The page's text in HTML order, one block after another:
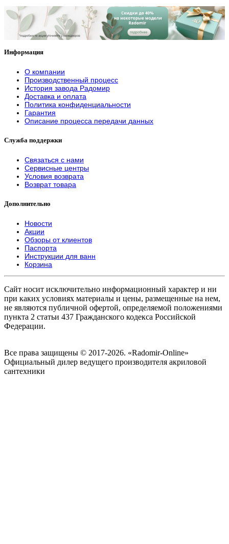
Информация
О компании
Производственный процесс
История завода Радомир
Доставка и оплата
Политика конфиденциальности
Гарантия
Описание процесса передачи данных
Служба поддержки
Связаться с нами
Сервисные центры
Условия возврата
Возврат товара
Дополнительно
Новости
Акции
Обзоры от клиентов
Паспорта
Инструкции для ванн
Корзина
Сайт носит исключительно информационный характер и ни
при каких условиях материалы и цены, размещенные на нем,
не являются публичной офертой, определяемой положениями
пункта 2 статьи 437 Гражданского кодекса Российской
Федерации.
Все права защищены © 2017-2026. «Radomir-Online»
Официальный дилер ведущего производителя акриловой
сантехники